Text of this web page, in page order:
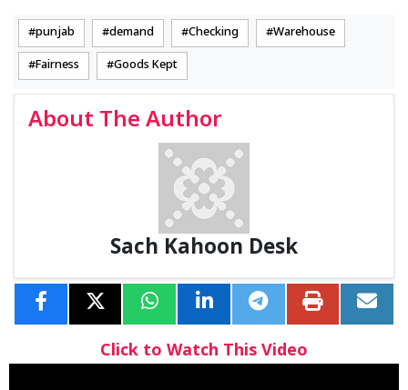
punjab demand Checking Warehouse
Fairness Goods Kept
About The Author
Sach Kahoon Desk
Click to Watch This Video